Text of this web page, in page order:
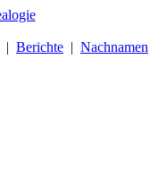
| Berichte | Nachnamen